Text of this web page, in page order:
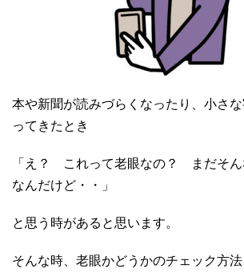
本や新聞が読みづらくなったり、小さ
ってきたとき
「え？ これって老眼なの？ まだそん
なんだけど・・」
と思う時があると思います。
そんな時、老眼かどうかのチェック方法